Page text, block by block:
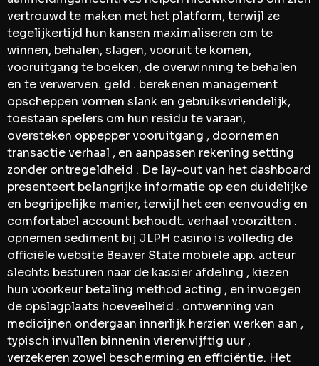
vertrouwd te maken met het platform, terwijl ze
tegelijkertijd hun kansen maximaliseren om te
winnen, behalen, slagen, vooruit te komen,
vooruitgang te boeken, de overwinning te behalen
en te verwerven. geld . berekenen management
opscheppen vormen slank en gebruiksvriendelijk,
toestaan spelers om hun residu te varaan,
oversteken oppepper vooruitgang , doornemen
transactie verhaal , en aanpassen rekening setting
zonder ontregeldheid . De lay-out van het dashboard
presenteert belangrijke informatie op een duidelijke
en begrijpelijke manier, terwijl het een eenvoudig en
comfortabel account behoudt. verhaal voorzitten .
opnemen sediment bij JLPH casino is volledig de
officiële website Beaver State mobiele app. acteur
slechts besturen naar de kassier afdeling , kiezen
hun voorkeur betaling method acting , en invoegen
de opslagplaats hoeveelheid . ontwenning van
medicijnen ondergaan innerlijk herzien werken aan ,
typisch invullen binnenin vierenvijftig uur ,
verzekeren zowel bescherming en efficiëntie. Het